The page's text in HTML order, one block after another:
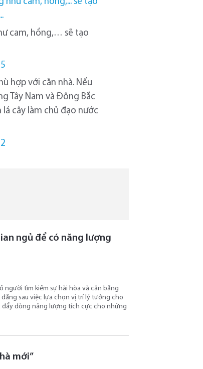
cam, hồng,… sẽ tạo
hợp với căn nhà. Nếu
Tây Nam và Đông Bắc
cây làm chủ đạo nước
ngủ để có năng lượng
tìm kiếm sự hài hòa và cân bằng
sau việc lựa chọn vị trí lý tưởng cho
đẩy dòng năng lượng tích cực cho những
mới”